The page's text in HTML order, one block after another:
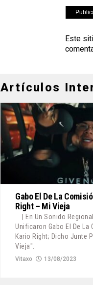
Este
Artículos
Gabo El De La
Right – Mi Vieja
| En Un Sonido
Unificaron Gabo El De La
Kario Right; Dicho Junte
Vieja".
Vitaxo 13/08/2023